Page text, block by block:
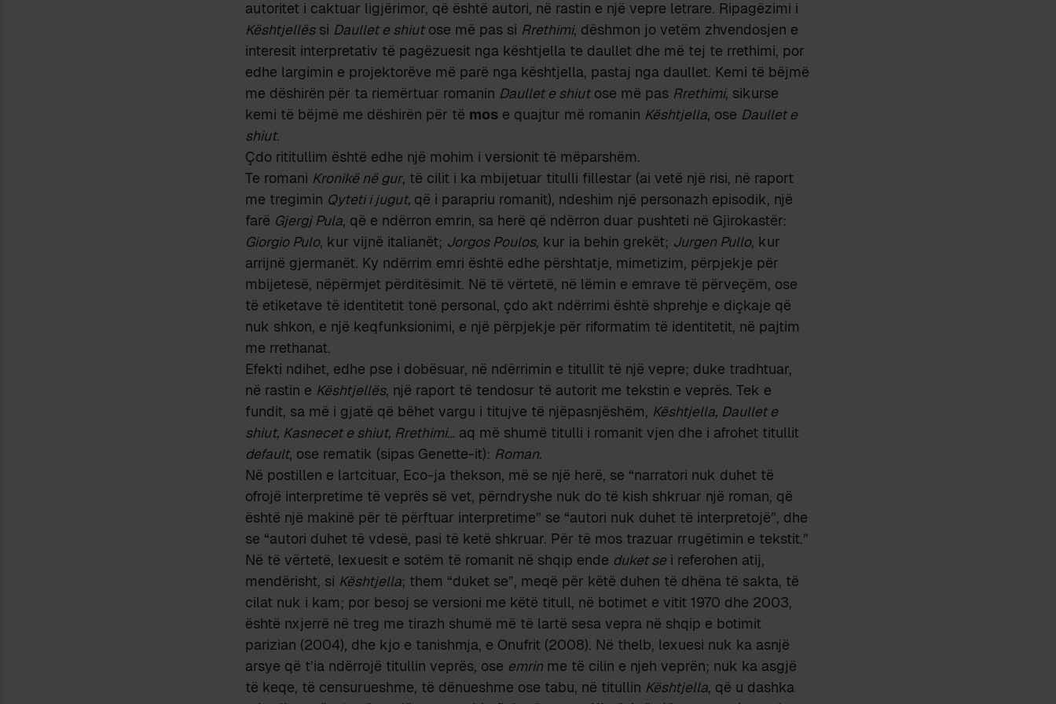
autoritet i caktuar ligjërimor, që është autori, në rastin e një vepre letrare. Ripagëzimi i
Kështjellëssi Daullet e shiutose më pas si Rrethimi, dëshmon jo vetëm zhvendosjen e
interesit interpretativ të pagëzuesit nga kështjella te daullet dhe më tej te rrethimi, por
edhe largimin e projektorëve më parë nga kështjella, pastaj nga daullet. Kemi të bëjmë
me dëshirën për ta riemërtuar romanin Daullet e shiutose më pas Rrethimi, sikurse
kemi të bëjmë me dëshirën për të mos e quajtur më romanin Kështjella, ose Daullet e
shiut.
Çdo rititullim është edhe një mohim i versionit të mëparshëm.
Te romani Kronikë në gur, të cilit i ka mbijetuar titulli fillestar (ai vetë një risi, në raport
me tregimin Qyteti i jugut, që i parapriu romanit), ndeshim një personazh episodik, një
farë Gjergj Pula, që e ndërron emrin, sa herë që ndërron duar pushteti në Gjirokastër:
Giorgio Pulo, kur vijnë italianët; Jorgos Poulos, kur ia behin grekët; Jurgen Pullo, kur
arrijnë gjermanët. Ky ndërrim emri është edhe përshtatje, mimetizim, përpjekje për
mbijetesë, nëpërmjet përditësimit. Në të vërtetë, në lëmin e emrave të përveçëm, ose
të etiketave të identitetit tonë personal, çdo akt ndërrimi është shprehje e diçkaje që
nuk shkon, e një keqfunksionimi, e një përpjekje për riformatim të identitetit, në pajtim
me rrethanat.
Efekti ndihet, edhe pse i dobësuar, në ndërrimin e titullit të një vepre; duke tradhtuar,
në rastin e Kështjellës, një raport të tendosur të autorit me tekstin e veprës. Tek e
fundit, sa më i gjatë që bëhet vargu i titujve të njëpasnjëshëm, Kështjella, Daullet e
shiut, Kasnecet e shiut, Rrethimi… aq më shumë titulli i romanit vjen dhe i afrohet titullit
default, ose rematik (sipas Genette-it): Roman.
Në postillen e lartcituar, Eco-ja thekson, më se një herë, se “narratori nuk duhet të
ofrojë interpretime të veprës së vet, përndryshe nuk do të kish shkruar një roman, që
është një makinë për të përftuar interpretime” se “autori nuk duhet të interpretojë”, dhe
se “autori duhet të vdesë, pasi të ketë shkruar. Për të mos trazuar rrugëtimin e tekstit.”
Në të vërtetë, lexuesit e sotëm të romanit në shqip ende duket se i referohen atij,
mendërisht, si Kështjella; them “duket se”, meqë për këtë duhen të dhëna të sakta, të
cilat nuk i kam; por besoj se versioni me këtë titull, në botimet e vitit 1970 dhe 2003,
është nxjerrë në treg me tirazh shumë më të lartë sesa vepra në shqip e botimit
parizian (2004), dhe kjo e tanishmja, e Onufrit (2008). Në thelb, lexuesi nuk ka asnjë
arsye që t’ia ndërrojë titullin veprës, ose emrin me të cilin e njeh veprën; nuk ka asgjë
të keqe, të censurueshme, të dënueshme ose tabu, në titullin Kështjella, që u dashka